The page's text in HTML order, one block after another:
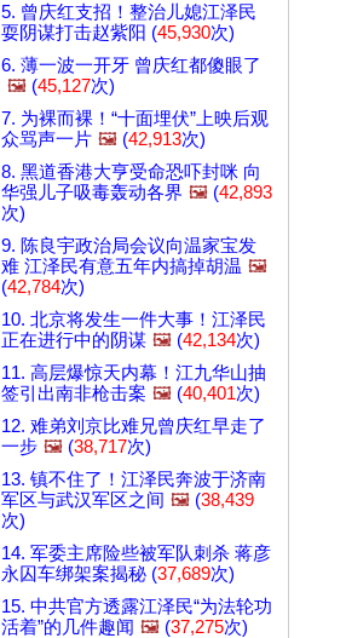
5. 曾庆红支招！整治儿媳江泽民
耍阴谋打击赵紫阳 (45,930次)
6. 薄一波一开牙 曾庆红都傻眼了
🖼️ (45,127次)
7. 为裸而裸！“十面埋伏”上映后观
众骂声一片 🖼️ (42,913次)
8. 黑道香港大亨受命恐吓封咪 向
华强儿子吸毒轰动各界 🖼️ (42,893
次)
9. 陈良宇政治局会议向温家宝发
难 江泽民有意五年内搞掉胡温 🖼️
(42,784次)
10. 北京将发生一件大事！江泽民
正在进行中的阴谋 🖼️ (42,134次)
11. 高层爆惊天内幕！江九华山抽
签引出南非枪击案 🖼️ (40,401次)
12. 难弟刘京比难兄曾庆红早走了
一步 🖼️ (38,717次)
13. 镇不住了！江泽民奔波于济南
军区与武汉军区之间 🖼️ (38,439
次)
14. 军委主席险些被军队刺杀 蒋彦
永囚车绑架案揭秘 (37,689次)
15. 中共官方透露江泽民“为法轮功
活着”的几件趣闻 🖼️ (37,275次)